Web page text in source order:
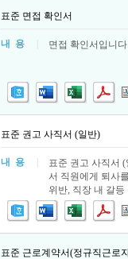
표준 면접 확인서
내 용 면접 확인서입니
표준 권고 사직서 (일반)
내 용
표준 권고 사직서
서 직원에게 퇴사
위반, 직장 내 갈
표준 근로계약서(정규직근로